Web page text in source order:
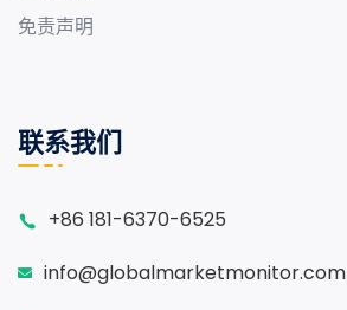
免责声明
联系我们
+86 181-6370-6525
info@globalmarketmonitor.com